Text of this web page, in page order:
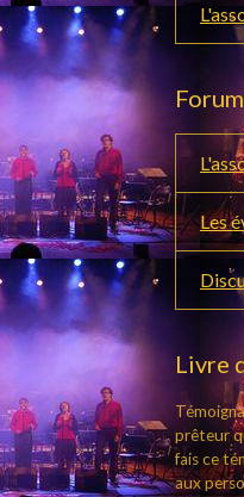
Forum
Les
Livre
prêteur
fais ce
aux